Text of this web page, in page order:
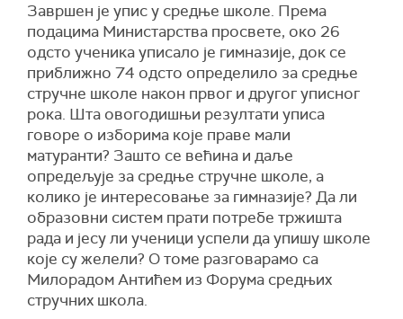
Завршен је упис у средње школе. Према
подацима Министарства просвете, око 26
одсто ученика уписало је гимназије, док се
приближно 74 одсто определило за средње
стручне школе након првог и другог уписног
рока. Шта овогодишњи резултати уписа
говоре о изборима које праве мали
матуранти? Зашто се већина и даље
опредељује за средње стручне школе, а
колико је интересовање за гимназије? Да ли
образовни систем прати потребе тржишта
рада и јесу ли ученици успели да упишу школе
које су желели? О томе разговарамо са
Милорадом Антићем из Форума средњих
стручних школа.